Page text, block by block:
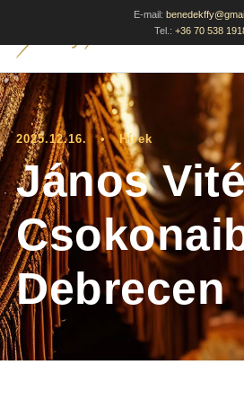
E-mail:
Tel.: +36 70 538
2025.12.16. • Hírek
János
Debrecen